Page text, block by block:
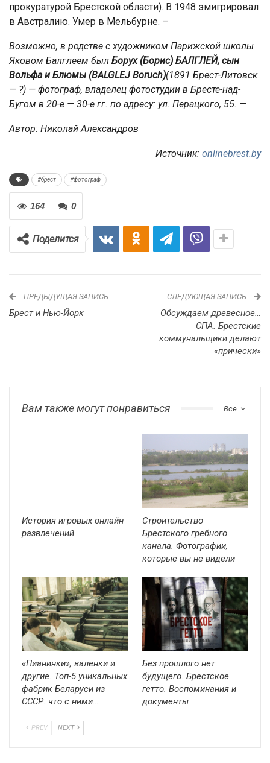
прокуратурой Брестской области). В 1948 эмигрировал
в Австралию. Умер в Мельбурне. –
Возможно, в родстве с художником Парижской школы
Яковом Балглеем был Борух (Борис) БАЛГЛЕЙ, сын
Вольфа и Блюмы (BALGLEJ Boruch)(1891 Брест-Литовск
— ?) — фотограф, владелец фотостудии в Бресте-над-
Бугом в 20-е — 30-е гг. по адресу: ул. Перацкого, 55. —
Автор: Николай Александров
Источник: onlinebrest.by
#брест #фотограф
0
164
Поделится
ПРЕДЫДУЩАЯ ЗАПИСЬ
Брест и Нью-Йорк
СЛЕДУЮЩАЯ ЗАПИСЬ
Обсуждаем древесное…
СПА. Брестские
коммунальщики делают
«прически»
Все
Вам также могут понравиться
История игровых онлайн
развлечений
Строительство
Брестского гребного
канала. Фотографии,
которые вы не видели
«Пианинки», валенки и
другие. Топ-5 уникальных
фабрик Беларуси из
СССР: что с ними…
Без прошлого нет
будущего. Брестское
гетто. Воспоминания и
документы
PREV NEXT